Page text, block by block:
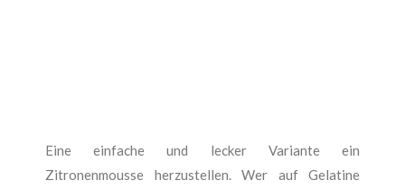
Eine einfache und lecker Variante ein
Zitronenmousse herzustellen. Wer auf Gelatine